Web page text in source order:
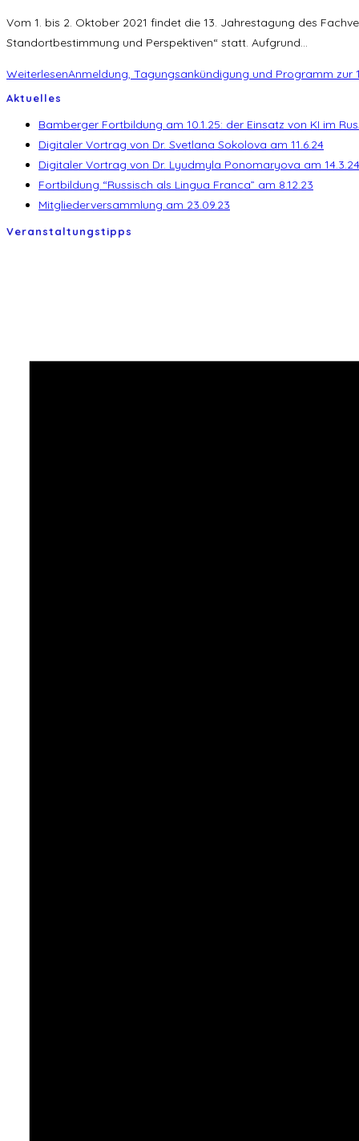
Vom 1. bis 2. Oktober 2021 findet die 13. Jahrestagung des
Standortbestimmung und Perspektiven“ statt. Aufgrund…
WeiterlesenAnmeldung, Tagungsankündigung und Programm zur
Aktuelles
Bamberger Fortbildung am 10.1.25: der Einsatz von KI im
Digitaler Vortrag von Dr. Svetlana Sokolova am 11.6.24
Digitaler Vortrag von Dr. Lyudmyla Ponomaryova am 14.3.24
Fortbildung “Russisch als Lingua Franca” am 8.12.23
Mitgliederversammlung am 23.09.23
Veranstaltungstipps